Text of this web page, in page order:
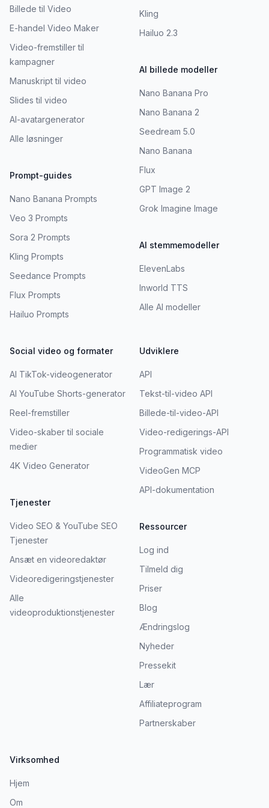
Billede til Video
E-handel Video Maker
Video-fremstiller til
kampagner
Manuskript til video
Slides til video
AI-avatargenerator
Alle løsninger
Prompt-guides
Nano Banana Prompts
Veo 3 Prompts
Sora 2 Prompts
Kling Prompts
Seedance Prompts
Flux Prompts
Hailuo Prompts
Kling
Hailuo 2.3
AI billede modeller
Nano Banana Pro
Nano Banana 2
Seedream 5.0
Nano Banana
Flux
GPT Image 2
Grok Imagine Image
AI stemmemodeller
ElevenLabs
Inworld TTS
Alle AI modeller
Social video og formater
AI TikTok-videogenerator
AI YouTube Shorts-generator
Reel-fremstiller
Video-skaber til sociale
medier
4K Video Generator
Tjenester
Video SEO & YouTube SEO
Tjenester
Ansæt en videoredaktør
Videoredigeringstjenester
Alle
videoproduktionstjenester
Udviklere
API
Tekst-til-video API
Billede-til-video-API
Video-redigerings-API
Programmatisk video
VideoGen MCP
API-dokumentation
Ressourcer
Log ind
Tilmeld dig
Priser
Blog
Ændringslog
Nyheder
Pressekit
Lær
Affiliateprogram
Partnerskaber
Virksomhed
Hjem
Om